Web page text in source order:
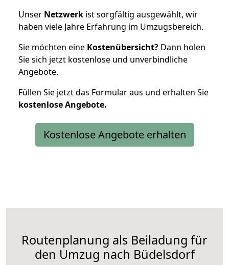
Unser Netzwerk ist sorgfältig ausgewählt, wir
haben viele Jahre Erfahrung im Umzugsbereich.
Sie möchten eine Kostenübersicht? Dann holen
Sie sich jetzt kostenlose und unverbindliche
Angebote.
Füllen Sie jetzt das Formular aus und erhalten Sie
kostenloseAngebote.
Kostenlose Angebote erhalten
Routenplanung als Beiladung für
den Umzug nach Büdelsdorf